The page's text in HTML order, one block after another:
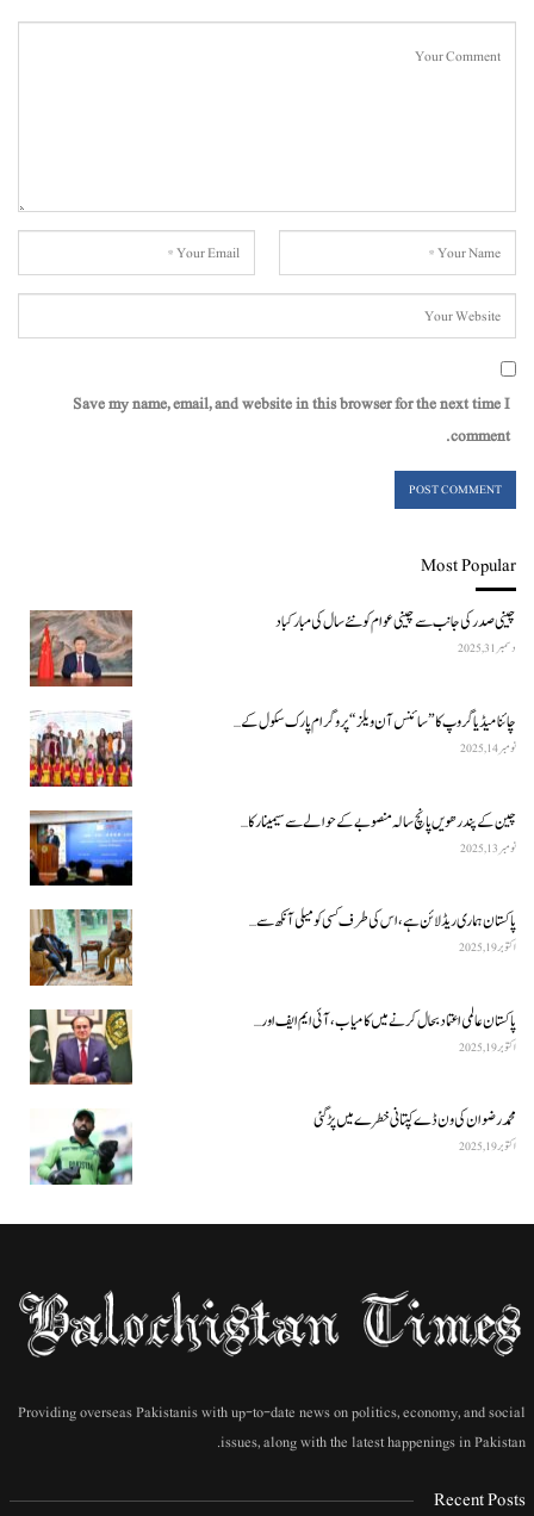
Save my name, email, and website in this browser for the next time I
comment.
Most Popular
چینی صدر کی جانب سے چینی عوام کو نئے سال کی مبارکباد
دسمبر 31, 2025
چائنا میڈیا گروپ کا ”سائنس آن ویلز“ پروگرام پارک سکول کے…
نومبر 14, 2025
چین کے پندرھویں پانچ سالہ منصوبے کے حوالے سے سیمینار کا…
نومبر 13, 2025
پاکستان ہماری ریڈ لائن ہے، اس کی طرف کسی کو میلی آنکھ سے…
اکتوبر 19, 2025
پاکستان عالمی اعتماد بحال کرنے میں کامیاب، آئی ایم ایف اور…
اکتوبر 19, 2025
محمد رضوان کی ون ڈے کپتانی خطرے میں پڑ گئی
اکتوبر 19, 2025
Providing overseas Pakistanis with up-to-date news on politics, economy, and social
issues, along with the latest happenings in Pakistan.
Recent Posts